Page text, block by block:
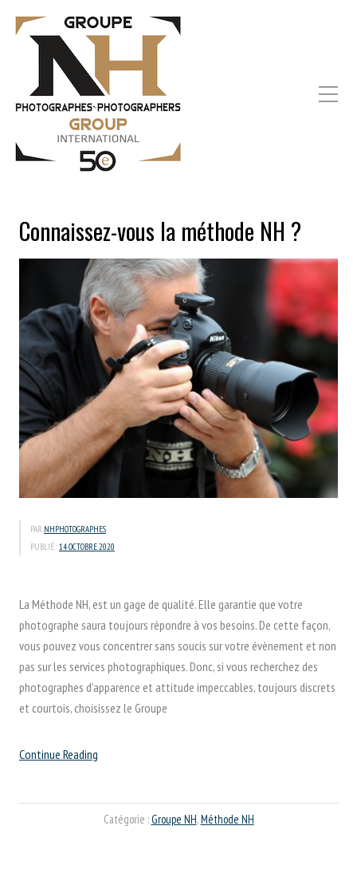
Connaissez-vous la méthode NH ?
PAR NHPHOTOGRAPHES
PUBLIÉ :14 OCTOBRE 2020
La Méthode NH, est un gage de qualité. Elle garantie que votre
photographe saura toujours répondre à vos besoins. De cette façon,
vous pouvez vous concentrer sans soucis sur votre évènement et non
pas sur les services photographiques. Donc, si vous recherchez des
photographes d’apparence et attitude impeccables, toujours discrets
et courtois, choisissez le Groupe
Continue Reading
méthode
Catégorie :Groupe NH,Méthode NH